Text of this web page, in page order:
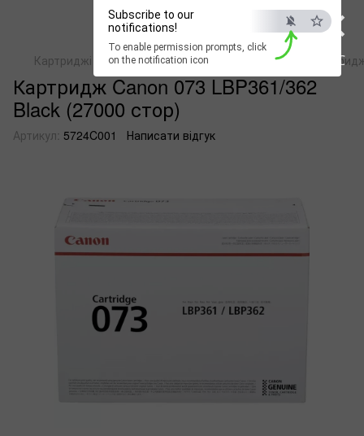
×
ESC
Subscribe to our
notifications!
To enable permission prompts, click
on the notification icon
Картриджі для лазерних монохромних пристроїв
Картридж Canon 073 LBP361/362
Black (27000 стор)
Артикул: 5724C001 Написати відгук